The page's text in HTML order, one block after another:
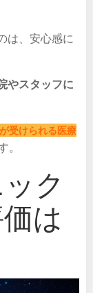
は、安心感に
やスタッフに
受けられる医療
ク
は